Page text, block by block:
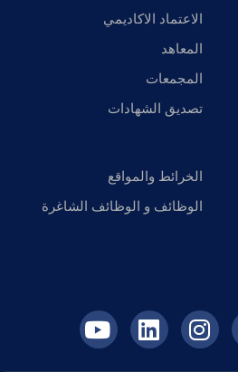
الاعتماد الاكاديمي
المعاهد
المجمعات
تصديق الشهادات
الخرائط والمواقع
الوظائف و الوظائف الشاغرة